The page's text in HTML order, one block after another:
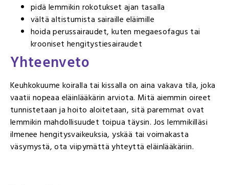
pidä lemmikin rokotukset ajan tasalla
vältä altistumista sairaille eläimille
hoida perussairaudet, kuten megaesofagus tai
krooniset hengitystiesairaudet
Yhteenveto
Keuhkokuume koiralla tai kissalla on aina vakava tila, joka
vaatii nopeaa eläinlääkärin arviota. Mitä aiemmin oireet
tunnistetaan ja hoito aloitetaan, sitä paremmat ovat
lemmikin mahdollisuudet toipua täysin. Jos lemmikilläsi
ilmenee hengitysvaikeuksia, yskää tai voimakasta
väsymystä, ota viipymättä yhteyttä eläinlääkäriin.